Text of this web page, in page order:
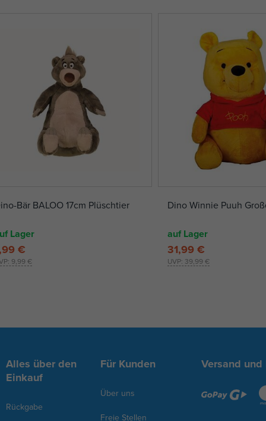
Bär BALOO 17cm Plüschtier
Lager
9,99 €
€
Dino Winnie Puuh
auf Lager
UVP: 39,99 €
31,99 €
Alles über den
Einkauf
Rückgabe
Für Kunden
Über uns
Freie Stellen
Versand